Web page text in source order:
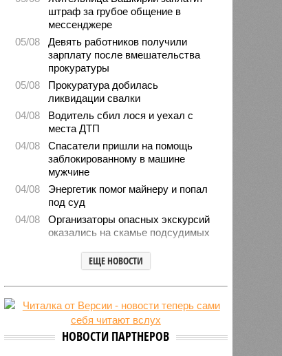
штраф за грубое общение в
мессенджере
05/08
Девять работников получили
зарплату после вмешательства
прокуратуры
05/08
Прокуратура добилась
ликвидации свалки
04/08
Водитель сбил лося и уехал с
места ДТП
04/08
Спасатели пришли на помощь
заблокированному в машине
мужчине
04/08
Энергетик помог майнеру и попал
под суд
04/08
Организаторы опасных экскурсий
оказались на скамье подсудимых
Башкирия нарастила импорт
овощей и фруктов
ЕЩЕ НОВОСТИ
НОВОСТИ ПАРТНЕРОВ